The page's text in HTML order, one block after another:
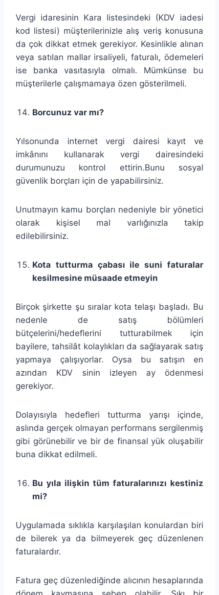
Vergi idaresinin Kara listesindeki (KDV iadesi
kod listesi) müşterilerinizle alış veriş konusuna
da çok dikkat etmek gerekiyor. Kesinlikle alınan
veya satılan mallar irsaliyeli, faturalı, ödemeleri
ise banka vasıtasıyla olmalı. Mümkünse bu
müşterilerle çalışmamaya özen gösterilmeli.
Borcunuz var mı?
Yılsonunda internet vergi dairesi kayıt ve
imkânını kullanarak vergi dairesindeki
durumunuzu kontrol ettirin.Bunu sosyal
güvenlik borçları için de yapabilirsiniz.
Unutmayın kamu borçları nedeniyle bir yönetici
olarak kişisel mal varlığınızla takip
edilebilirsiniz.
Kota tutturma çabası ile suni faturalar
kesilmesine müsaade etmeyin
Birçok şirkette şu sıralar kota telaşı başladı. Bu
nedenle de satış bölümleri
bütçelerini/hedeflerini tutturabilmek için
bayilere, tahsilât kolaylıkları da sağlayarak satış
yapmaya çalışıyorlar. Oysa bu satışın en
azından KDV sinin izleyen ay ödenmesi
gerekiyor.
Dolayısıyla hedefleri tutturma yarışı içinde,
aslında gerçek olmayan performans sergilenmiş
gibi görünebilir ve bir de finansal yük oluşabilir
buna dikkat edilmeli.
Bu yıla ilişkin tüm faturalarınızı kestiniz
mi?
Uygulamada sıklıkla karşılaşılan konulardan biri
de bilerek ya da bilmeyerek geç düzenlenen
faturalardır.
Fatura geç düzenlediğinde alıcının hesaplarında